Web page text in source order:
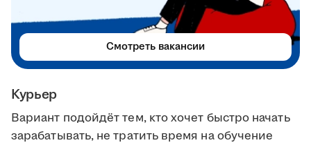
Курьер
Вариант подойдёт тем, кто хочет быстро начать
зарабатывать, не тратить время на обучение
Смотреть вакансии